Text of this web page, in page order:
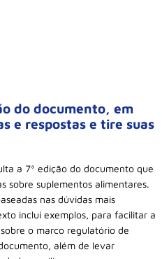
do documento, em
e respostas e tire suas
a 7ª edição do documento que
sobre suplementos alimentares.
nas dúvidas mais
inclui exemplos, para facilitar a
o marco regulatório de
além de levar